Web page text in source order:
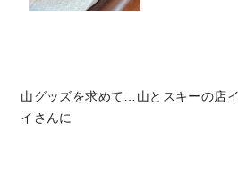
山グッズを求めて…山とスキーの店
イさんに